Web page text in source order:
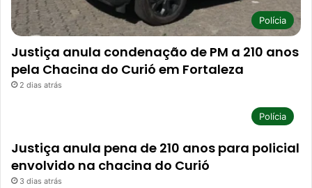
Polícia
Justiça anula condenação de PM a 210 anos
pela Chacina do Curió em Fortaleza
2 dias atrás
Polícia
Justiça anula pena de 210 anos para policial
envolvido na chacina do Curió
3 dias atrás